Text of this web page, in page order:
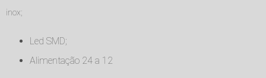
inox;
Led SMD;
Alimentação 24 a 12